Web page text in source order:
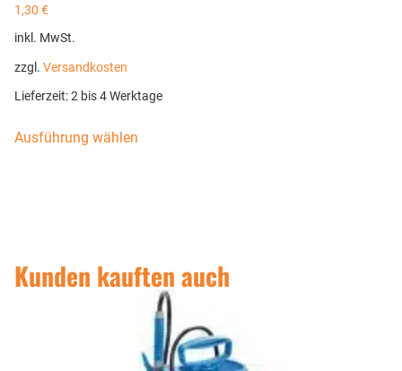
1,30 €
inkl. MwSt.
zzgl. Versandkosten
Lieferzeit:2 bis 4 Werktage
Ausführung wählen
Kunden kauften auch